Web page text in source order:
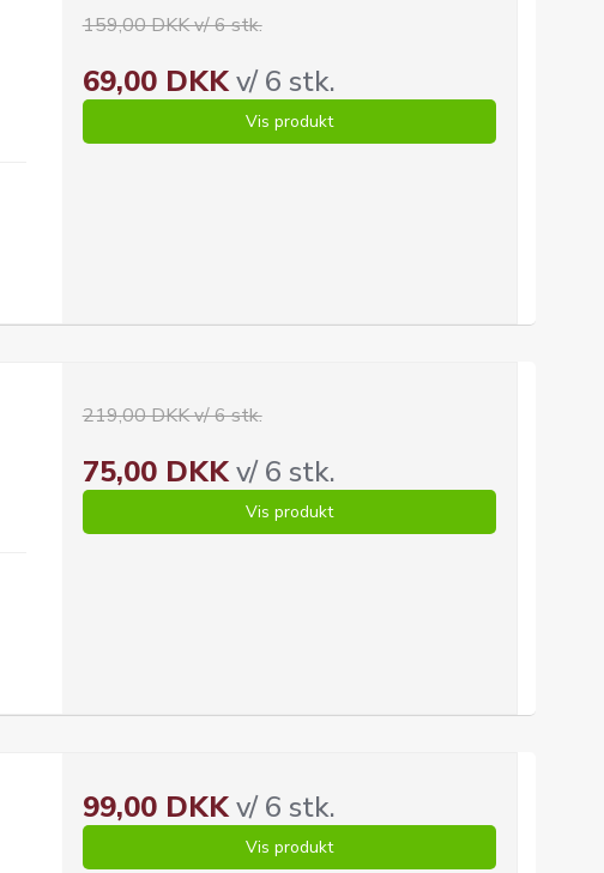
159,00 DKK v/ 6 stk.
69,00 DKKv/ 6 stk.
Vis produkt
219,00 DKK v/ 6 stk.
75,00 DKKv/ 6 stk.
Vis produkt
99,00 DKKv/ 6 stk.
Vis produkt